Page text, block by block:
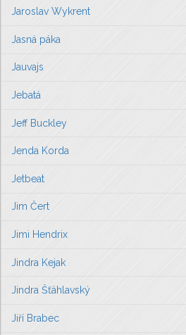
Jaroslav Wykrent
Jasná páka
Jauvajs
Jebatá
Jeff Buckley
Jenda Korda
Jetbeat
Jim Čert
Jimi Hendrix
Jindra Kejak
Jindra Šťáhlavský
Jiří Brabec